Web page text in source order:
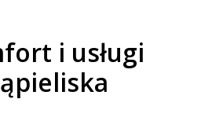
i usługi